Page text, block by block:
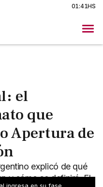
01:41HS
el
que
Apertura de
explicó de qué
y cómo se definirá. El